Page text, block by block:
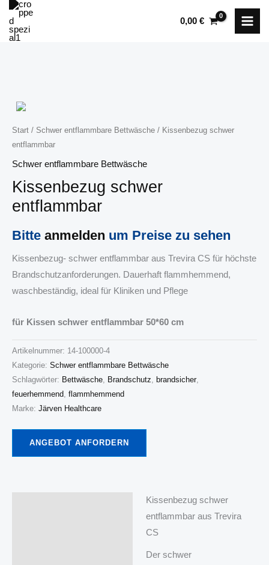
Zum
Inhalt
springen
0,00 €
Start / Schwer entflammbare Bettwäsche / Kissenbezug schwer
entflammbar
Schwer entflammbare Bettwäsche
Kissenbezug schwer
entflammbar
Bitte anmelden um Preise zu sehen
Kissenbezug- schwer entflammbar aus Trevira CS für höchste
Brandschutzanforderungen. Dauerhaft flammhemmend,
waschbeständig, ideal für Kliniken und Pflege
für Kissen schwer entflammbar 50*60 cm
Artikelnummer: 14-100000-4
Kategorie: Schwer entflammbare Bettwäsche
Schlagwörter: Bettwäsche, Brandschutz, brandsicher,
feuerhemmend, flammhemmend
Marke: Järven Healthcare
ANGEBOT ANFORDERN
Kissenbezug schwer
entflammbar aus Trevira
CS
Der schwer